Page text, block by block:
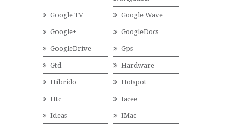
Google TV Google Wave
Google+ GoogleDocs
GoogleDrive Gps
Gtd Hardware
Híbrido Hotspot
Htc Iacee
Ideas IMac